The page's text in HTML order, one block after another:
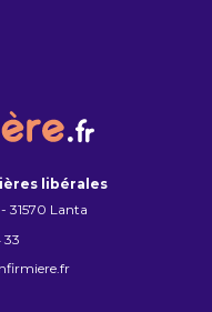
libérales
31570 Lanta
33